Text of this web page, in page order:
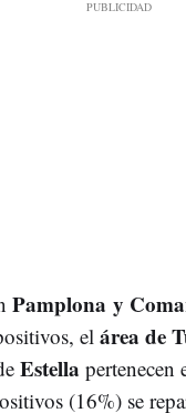
Pamplona y
el área de
Estella pertenecen
(16%) se